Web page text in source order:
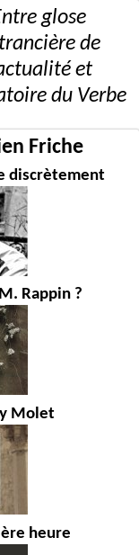
glose
de
et
du Verbe
Friche
discrètement
Rappin ?
Molet
heure